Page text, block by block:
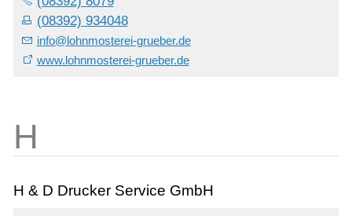
(08392) 934048
info@lohnmosterei-grueber.de
www.lohnmosterei-grueber.de
H & D Drucker Service GmbH